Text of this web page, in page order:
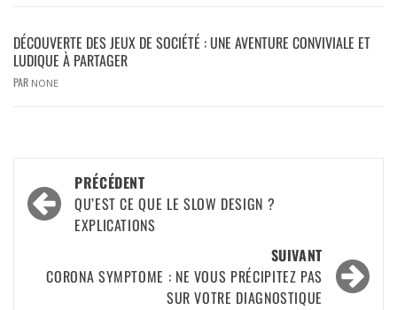
DÉCOUVERTE DES JEUX DE SOCIÉTÉ : UNE AVENTURE CONVIVIALE ET
LUDIQUE À PARTAGER
PAR NONE
PRÉCÉDENT
QU’EST CE QUE LE SLOW DESIGN ?
EXPLICATIONS
SUIVANT
CORONA SYMPTOME : NE VOUS PRÉCIPITEZ PAS
SUR VOTRE DIAGNOSTIQUE